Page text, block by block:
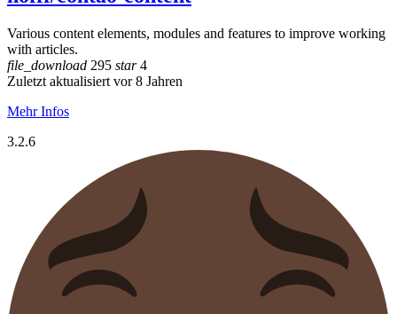
Various content elements, modules and features to improve working
with articles.
file_download 295 star4
Zuletzt aktualisiert vor 8 Jahren
Mehr Infos
3.2.6